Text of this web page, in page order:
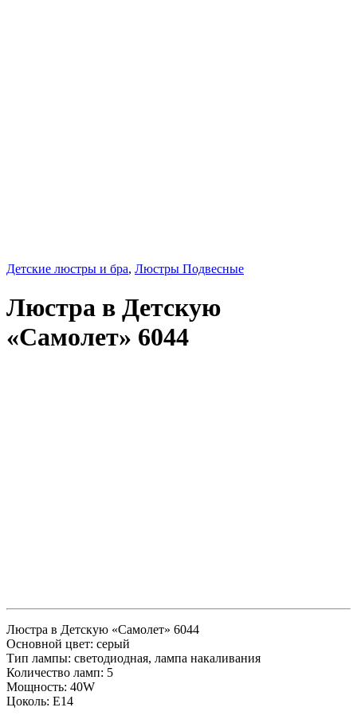
Детские люстры и бра, Люстры Подвесные
Люстра в Детскую
«Самолет» 6044
Люстра в Детскую «Самолет» 6044
Основной цвет: серый
Тип лампы: светодиодная, лампа накаливания
Количество ламп: 5
Мощность: 40W
Цоколь: Е14